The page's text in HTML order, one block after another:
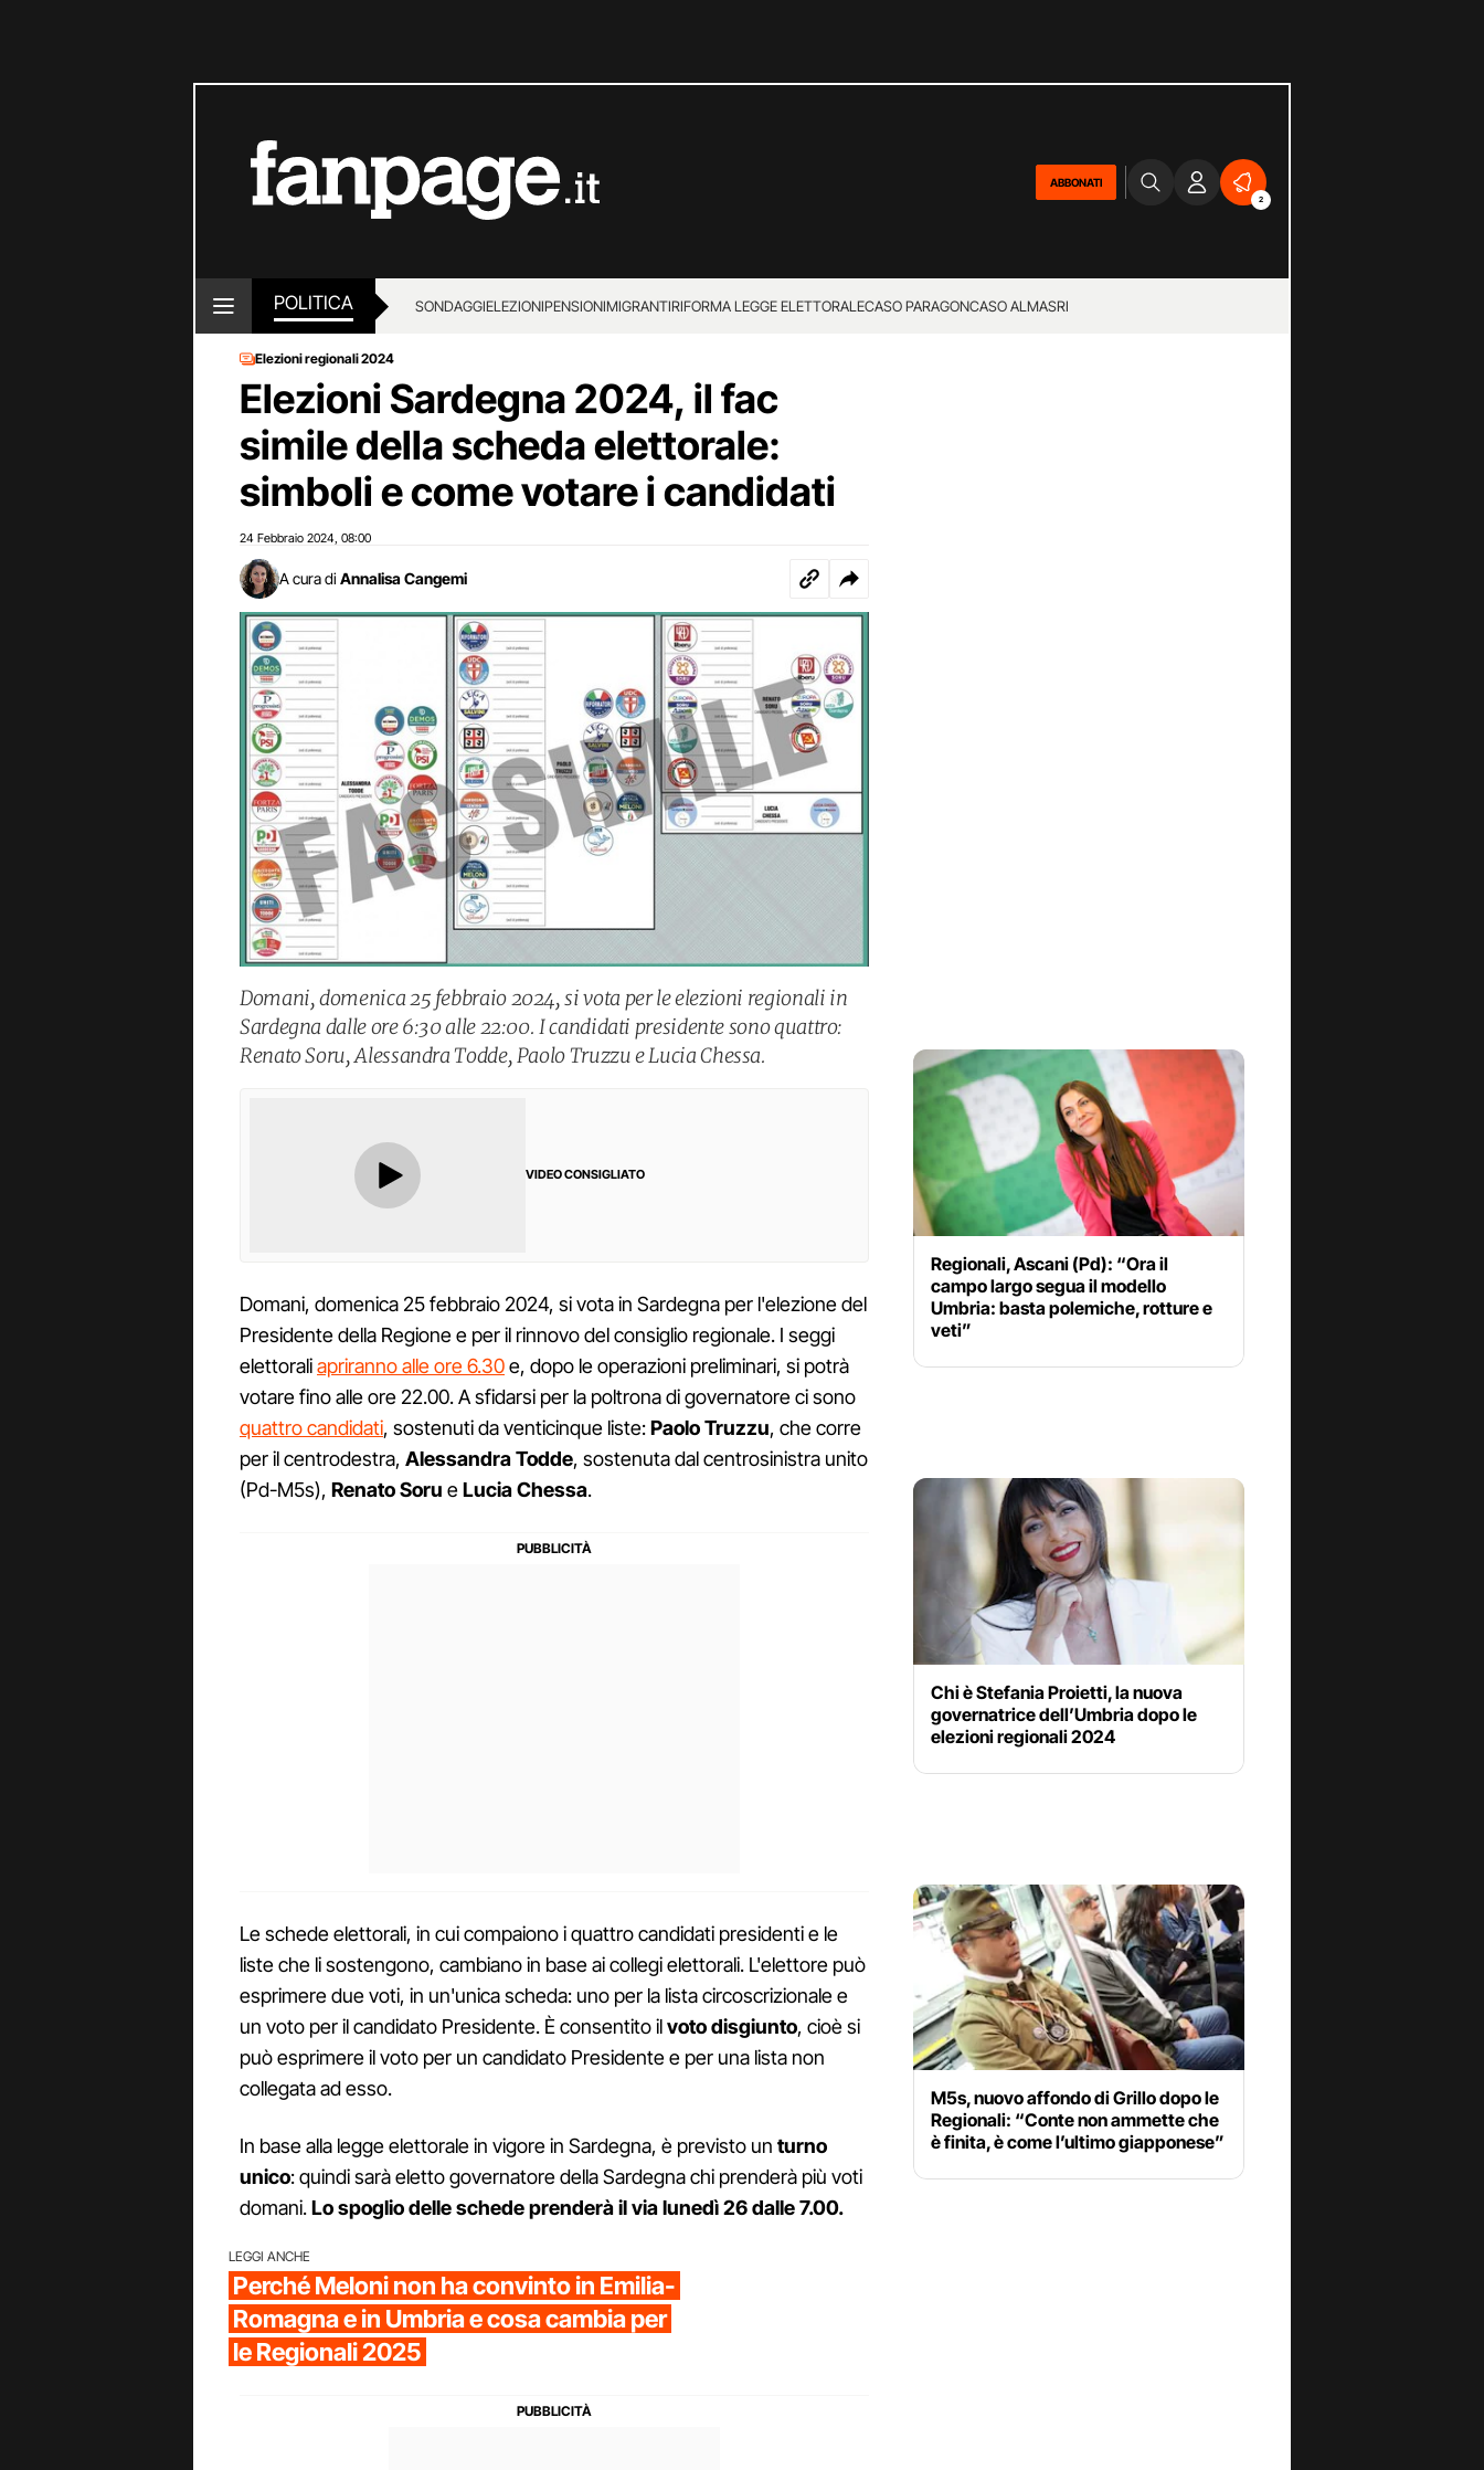
ABBONATI
2
POLITICA SONDAGGIELEZIONIPENSIONIMIGRANTIRIFORMA LEGGE ELETTORALECASO PARAGONCASO ALMASRI
Elezioni regionali 2024
Elezioni Sardegna 2024, il fac
simile della scheda elettorale:
simboli e come votare i candidati
24 Febbraio 2024 08:00
A cura di Annalisa Cangemi
Domani, domenica 25 febbraio 2024, si vota per le elezioni regionali in
Sardegna dalle ore 6:30 alle 22:00. I candidati presidente sono quattro:
Renato Soru, Alessandra Todde, Paolo Truzzu e Lucia Chessa.
VIDEO CONSIGLIATO
Domani, domenica 25 febbraio 2024, si vota in Sardegna per l'elezione del
Presidente della Regione e per il rinnovo del consiglio regionale. I seggi
elettoraliapriranno alle ore 6.30e, dopo le operazioni preliminari, si potrà
votare fino alle ore 22.00. A sfidarsi per la poltrona di governatore ci sono
quattro candidati, sostenuti da venticinque liste:Paolo Truzzu, che corre
per il centrodestra, Alessandra Todde, sostenuta dal centrosinistra unito
(Pd-M5s), Renato Soru eLucia Chessa.
Le schede elettorali, in cui compaiono i quattro candidati presidenti e le
liste che li sostengono, cambiano in base ai collegi elettorali. L'elettore può
esprimere due voti, in un'unica scheda: uno per la lista circoscrizionale e
un voto per il candidato Presidente. È consentito ilvoto disgiunto, cioè si
può esprimere il voto per un candidato Presidente e per una lista non
collegata ad esso.
In base alla legge elettorale in vigore in Sardegna, è previsto un turno
unico: quindi sarà eletto governatore della Sardegna chi prenderà più voti
domani.Lo spoglio delle schede prenderà il via lunedì 26 dalle 7.00.
LEGGI ANCHE
Perché Meloni non ha convinto in Emilia-
Romagna e in Umbria e cosa cambia per
le Regionali 2025
Regionali, Ascani (Pd): “Ora il
campo largo segua il modello
Umbria: basta polemiche, rotture e
veti”
Chi è Stefania Proietti, la nuova
governatrice dell’Umbria dopo le
elezioni regionali 2024
M5s, nuovo affondo di Grillo dopo le
Regionali: “Conte non ammette che
è finita, è come l’ultimo giapponese”